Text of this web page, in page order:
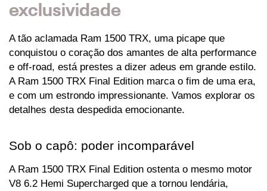
exclusividade
A tão aclamada Ram 1500 TRX, uma picape que
conquistou o coração dos amantes de alta performance
e off-road, está prestes a dizer adeus em grande estilo.
A Ram 1500 TRX Final Edition marca o fim de uma era,
e com um estrondo impressionante. Vamos explorar os
detalhes desta despedida emocionante.
Sob o capô: poder incomparável
A Ram 1500 TRX Final Edition ostenta o mesmo motor
V8 6.2 Hemi Supercharged que a tornou lendária,